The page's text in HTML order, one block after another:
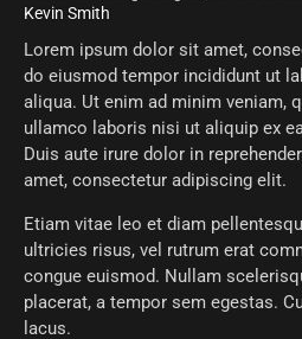
Kevin Smith
Lorem ipsum dolor sit amet,
do eiusmod tempor incididunt ut
aliqua. Ut enim ad minim veniam,
ullamco laboris nisi ut aliquip ex
Duis aute irure dolor in
amet, consectetur adipiscing elit.
Etiam vitae leo et diam
ultricies risus, vel rutrum erat
congue euismod. Nullam
placerat, a tempor sem egestas.
lacus.